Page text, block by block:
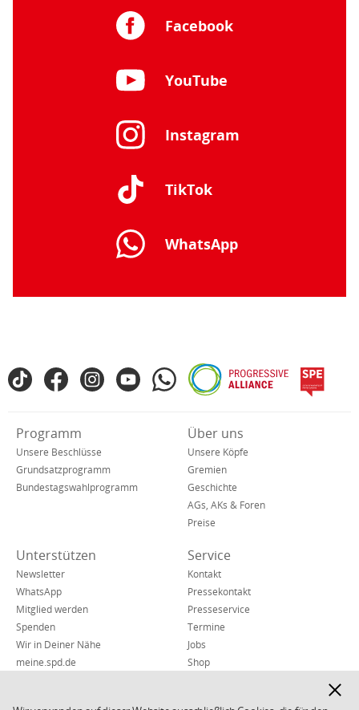
Facebook
YouTube
Instagram
TikTok
WhatsApp
Fußbereich
SPD
sozialen
Netzwerken
TikTokFacebookInstagramYouTubeWhatsAppProgressive
Alliance
Verkürzte
Navigation
Programm
Unsere Beschlüsse
Grundsatzprogramm
Bundestagswahlprogramm
Über uns
Unsere Köpfe
Gremien
Geschichte
AGs, AKs & Foren
Preise
Unterstützen
Newsletter
WhatsApp
Mitglied werden
Spenden
Wir in Deiner Nähe
meine.spd.de
Service
Kontakt
Pressekontakt
Presseservice
Termine
Jobs
Shop